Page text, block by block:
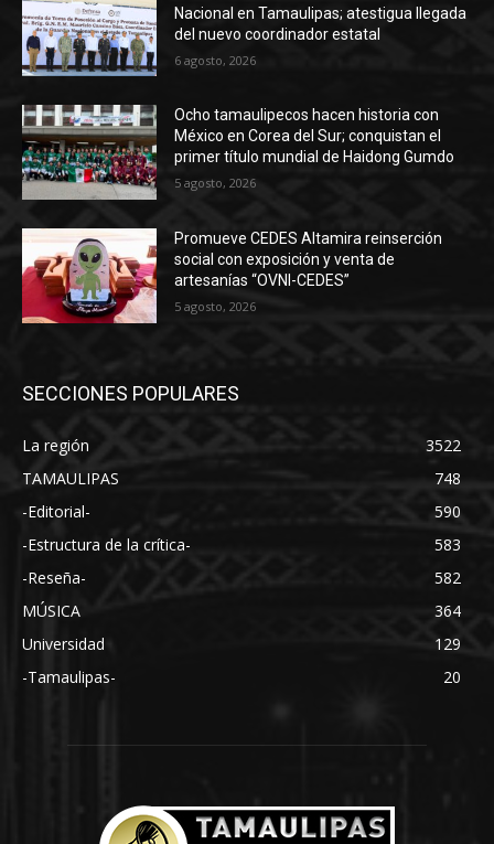
Nacional en Tamaulipas; atestigua llegada
del nuevo coordinador estatal
6 agosto, 2026
Ocho tamaulipecos hacen historia con
México en Corea del Sur; conquistan el
primer título mundial de Haidong Gumdo
5 agosto, 2026
Promueve CEDES Altamira reinserción
social con exposición y venta de
artesanías “OVNI-CEDES”
5 agosto, 2026
SECCIONES POPULARES
La región
3522
TAMAULIPAS
748
-Editorial-
590
-Estructura de la crítica-
583
-Reseña-
582
MÚSICA
364
Universidad
129
-Tamaulipas-
20